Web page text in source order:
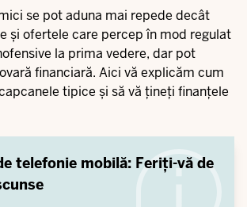
se pot aduna mai repede decât
și ofertele care percep în mod regulat
la prima vedere, dar pot
financiară. Aici vă explicăm cum
tipice și să vă țineți finanțele
telefonie mobilă: Feriți-vă de